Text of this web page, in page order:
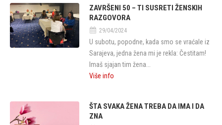
ZAVRŠENI 50 – TI SUSRETI ŽENSKIH
RAZGOVORA
29/04/2024
U subotu, popodne, kada smo se vraćale iz
Sarajeva, jedna žena mi je rekla: Čestitam!
Imaš sjajan tim žena...
Više info
ŠTA SVAKA ŽENA TREBA DA IMA I DA
ZNA